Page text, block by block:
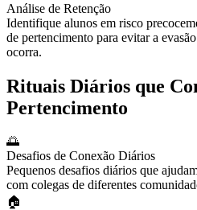
Análise de Retenção
Identifique alunos em risco
de pertencimento para evitar a
ocorra.
Rituais Diários que
Pertencimento
🌅
Desafios de Conexão Diários
Pequenos desafios diários que
com colegas de diferentes
🏠